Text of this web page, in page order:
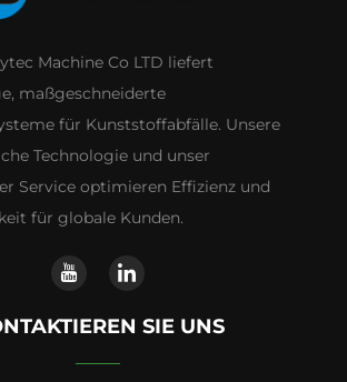
Machine Co LTD liefert
maßgeschneiderte
für Kunststoffabfälle. Unsere
Technologie und unser
Service optimieren Effizienz und
für globale Kunden.
SIE UNS